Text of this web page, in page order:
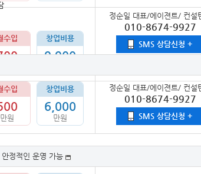
수입
창업비용
9,900
정순일 대표/에이젼트/ 컨설
010-8674-9927
SMS 상담신청 +
수입
만원
창업비용
6,000
만원
정순일 대표/에이젼트/ 컨설
010-8674-9927
SMS 상담신청 +
정적인 운영 가능